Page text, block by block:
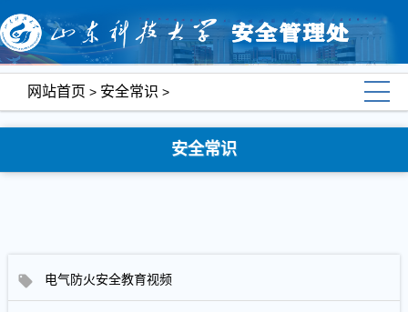
网站首页 > 安全常识 >
安全常识
电气防火安全教育视频